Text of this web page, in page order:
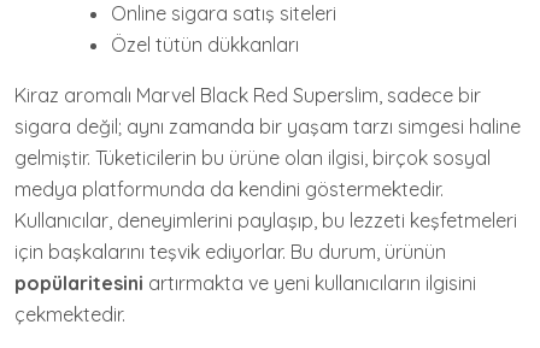
Online sigara satış siteleri
Özel tütün dükkanları
Kiraz aromalı Marvel Black Red Superslim, sadece bir
sigara değil; aynı zamanda bir yaşam tarzı simgesi haline
gelmiştir. Tüketicilerin bu ürüne olan ilgisi, birçok sosyal
medya platformunda da kendini göstermektedir.
Kullanıcılar, deneyimlerini paylaşıp, bu lezzeti keşfetmeleri
için başkalarını teşvik ediyorlar. Bu durum, ürünün
popülaritesini artırmakta ve yeni kullanıcıların ilgisini
çekmektedir.